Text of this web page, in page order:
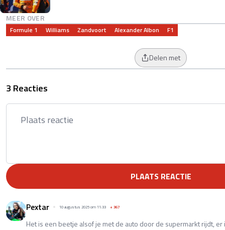
MEER OVER
Formule 1 Williams Zandvoort Alexander Albon F1
Delen met
3 Reacties
PLAATS REACTIE
Pextar 10 augustus 2025 om 11:33 +367
Het is een beetje alsof je met de auto door de supermarkt rijdt,